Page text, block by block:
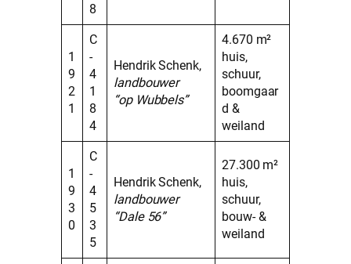
8
1
9
2
1
C
-
4
1
8
4
Hendrik Schenk,
landbouwer
“op Wubbels”
4.670 m²
huis,
schuur,
boomgaar
d &
weiland
1
9
3
0
C
-
4
5
3
5
Hendrik Schenk,
landbouwer
“Dale 56”
27.300 m²
huis,
schuur,
bouw- &
weiland